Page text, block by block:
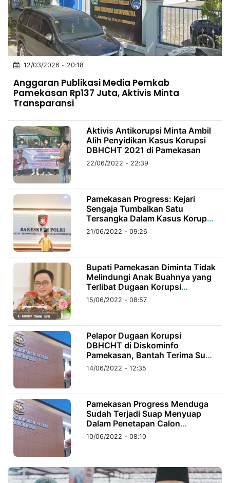
INDONESIA
Partner
NTB
Time
IDN
Jogja
Rakyat
News
Notice
Baru
Kabarbaru
©
Kabarbaru.co
PT.
Kabarbaru
Media
Holding
12/03/2026 - 20:18
Anggaran Publikasi Media Pemkab
Pamekasan Rp137 Juta, Aktivis Minta
Transparansi
Aktivis Antikorupsi Minta Ambil
Alih Penyidikan Kasus Korupsi
DBHCHT 2021 di Pamekasan
22/06/2022 - 22:39
Pamekasan Progress: Kejari
Sengaja Tumbalkan Satu
Tersangka Dalam Kasus Korupsi
DBHCHT 2021
21/06/2022 - 09:26
Bupati Pamekasan Diminta Tidak
Melindungi Anak Buahnya yang
Terlibat Dugaan Korupsi
DBHCHT 2021
15/06/2022 - 08:57
Pelapor Dugaan Korupsi
DBHCHT di Diskominfo
Pamekasan, Bantah Terima Suap
3 Unit Motor PCX
14/06/2022 - 12:35
Pamekasan Progress Menduga
Sudah Terjadi Suap Menyuap
Dalam Penetapan Calon
Tersangka DBHCHT
10/06/2022 - 08:10